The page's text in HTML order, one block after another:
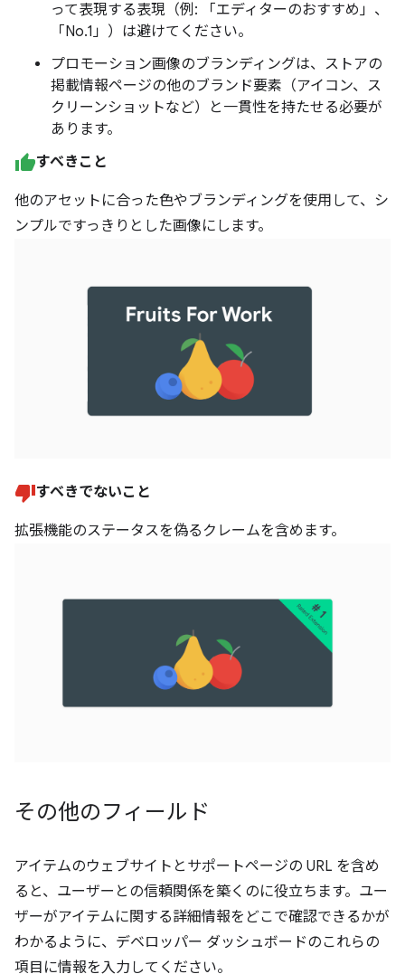
って表現する表現（例: 「エディターのおすすめ」、
「No.1」）は避けてください。
プロモーション画像のブランディングは、ストアの
掲載情報ページの他のブランド要素（アイコン、ス
クリーンショットなど）と一貫性を持たせる必要が
あります。
すべきこと
他のアセットに合った色やブランディングを使用して、シ
ンプルですっきりとした画像にします。
すべきでないこと
拡張機能のステータスを偽るクレームを含めます。
その他のフィールド
アイテムのウェブサイトとサポートページの URL を含め
ると、ユーザーとの信頼関係を築くのに役立ちます。ユー
ザーがアイテムに関する詳細情報をどこで確認できるかが
わかるように、デベロッパー ダッシュボードのこれらの
項目に情報を入力してください。